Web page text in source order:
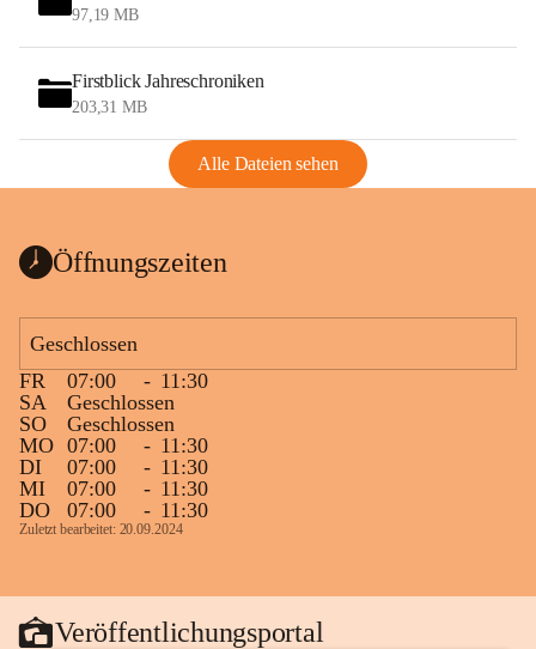
97,19 MB
Firstblick Jahreschroniken
203,31 MB
Alle Dateien sehen
Öffnungszeiten
Geschlossen
FR
07:00 - 11:30
SA
Geschlossen
SO
Geschlossen
MO 07:00 - 11:30
DI
07:00 - 11:30
MI
07:00 - 11:30
DO
07:00 - 11:30
Zuletzt bearbeitet: 20.09.2024
Veröffentlichungsportal